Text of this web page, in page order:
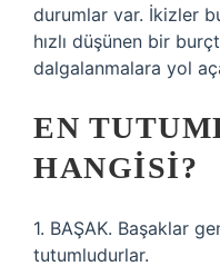
durumlar var. İkizler
hızlı düşünen bir
dalgalanmalara yol
EN
HANGISI?
1. BAŞAK. Başaklar
tutumludurlar.